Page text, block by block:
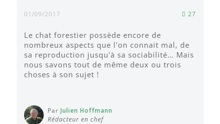
01/09/2017 27
Le chat forestier possède encore de
nombreux aspects que l'on connait mal, de
sa reproduction jusqu'à sa sociabilité… Mais
nous savons tout de même deux ou trois
choses à son sujet !
Par Julien Hoffmann
Rédacteur en chef